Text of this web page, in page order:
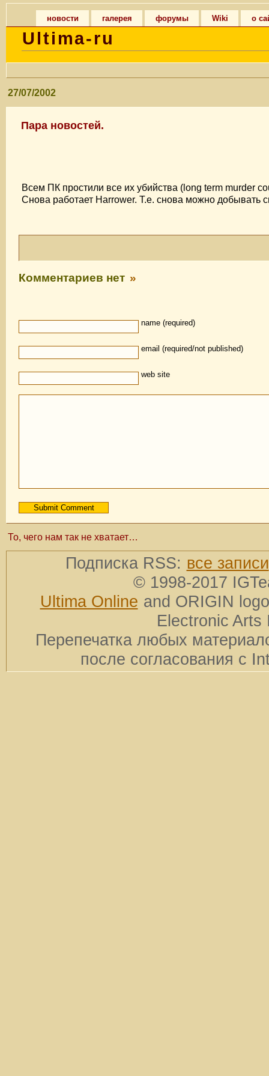
новости галерея форумы Wiki о
Ultima-ru
27/07/2002
Пара новостей.
Всем ПК простили все их убийства (long term murder
Снова работает Harrower. Т.е. снова можно добывать
Комментариев нет »
name (required)
email (required/not published)
web site
То, чего нам так не хватает…
Подписка RSS: все записи
© 1998-2017
Ultima Online and ORIGIN
Electronic Arts
Перепечатка любых
после согласования с